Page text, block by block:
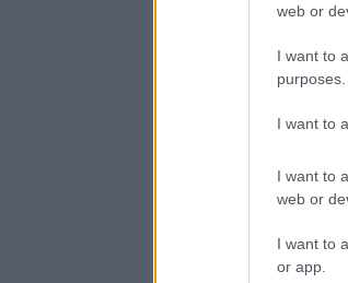
web or
I want to
purposes.
I want to
I want to
web or
I want to
or app.